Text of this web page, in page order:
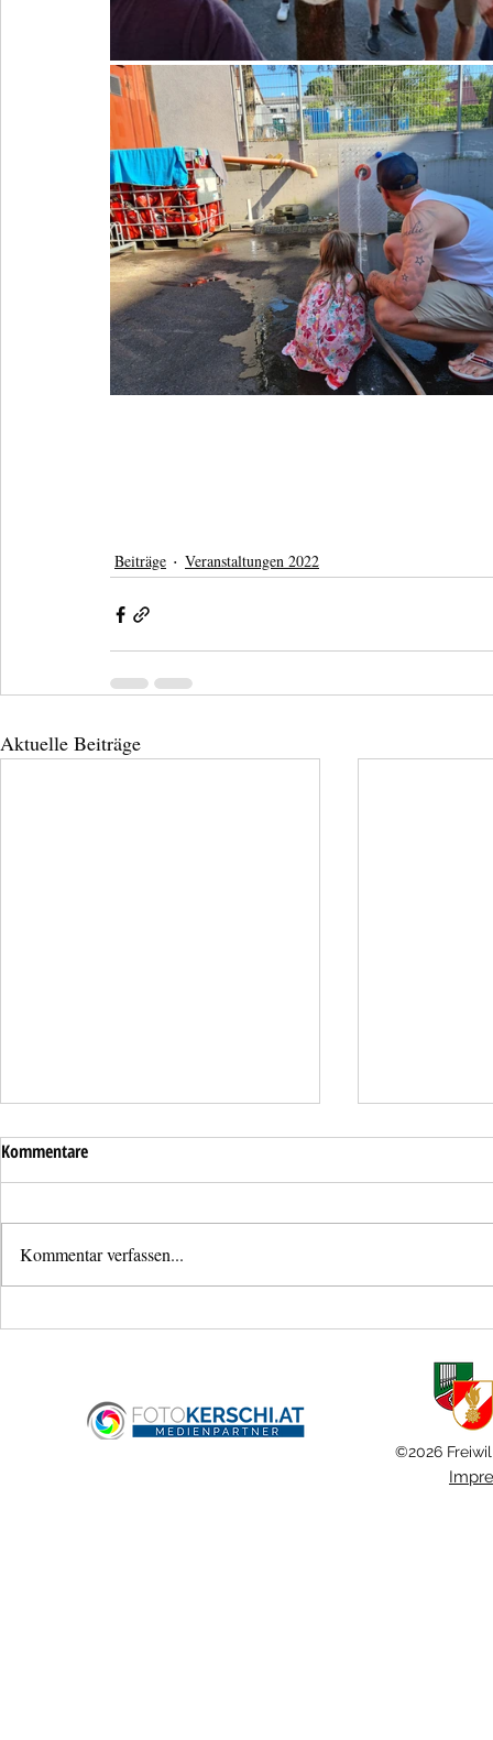
Beiträge Veranstaltungen 2022
Aktuelle Beiträge
Kommentare
Kommentar verfassen...
©2026